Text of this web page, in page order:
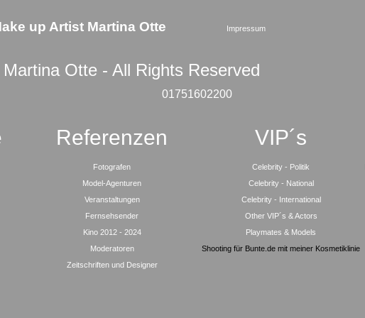
up Artist Martina Otte Impressum
Martina Otte - All Rights Reserved
01751602200
Referenzen VIP´s
Fotografen Celebrity - Politik
Model-Agenturen
Celebrity - National
Veranstaltungen
Celebrity - International
Fernsehsender
Other VIP´s & Actors
Kino 2012 - 2024
Playmates & Models
Moderatoren
Shooting für Bunte.de mit meiner Kosmetiklinie
Zeitschriften und Designer